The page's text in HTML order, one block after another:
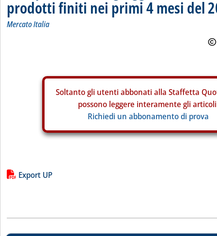
prodotti finiti nei primi 4 mesi del
Mercato Italia
Soltanto gli utenti abbonati alla Staffetta
possono leggere interamente gli
Richiedi un abbonamento di prova
Lista allegati PDF alla notizia
Export UP